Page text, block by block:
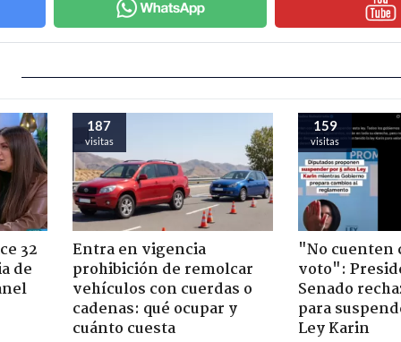
32
de
187
visitas
Entra en vigencia
prohibición de remolcar
vehículos con cuerdas o
cadenas: qué ocupar y
cuánto cuesta
159
visitas
"No cuenten
voto":
Senado
para
Ley Karin